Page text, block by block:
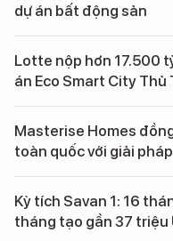
dự án bất động sản
Lotte nộp hơn 17.500
án Eco Smart City Thủ
Masterise Homes
toàn quốc với giải
Kỳ tích Savan 1: 16
tháng tạo gần 37 triệu